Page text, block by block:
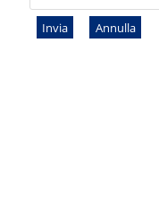
Invia Annulla